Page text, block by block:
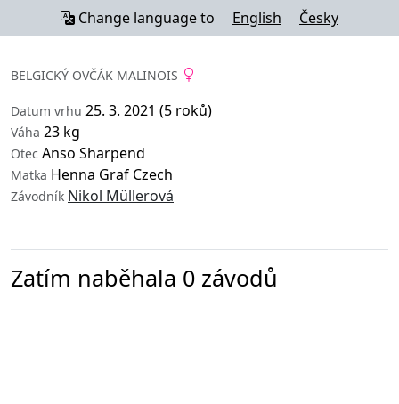
Change language to English Česky
BELGICKÝ OVČÁK MALINOIS
Datum vrhu 25. 3. 2021 (5 roků)
Váha 23 kg
Otec Anso Sharpend
Matka Henna Graf Czech
Závodník Nikol Müllerová
Zatím naběhala 0 závodů